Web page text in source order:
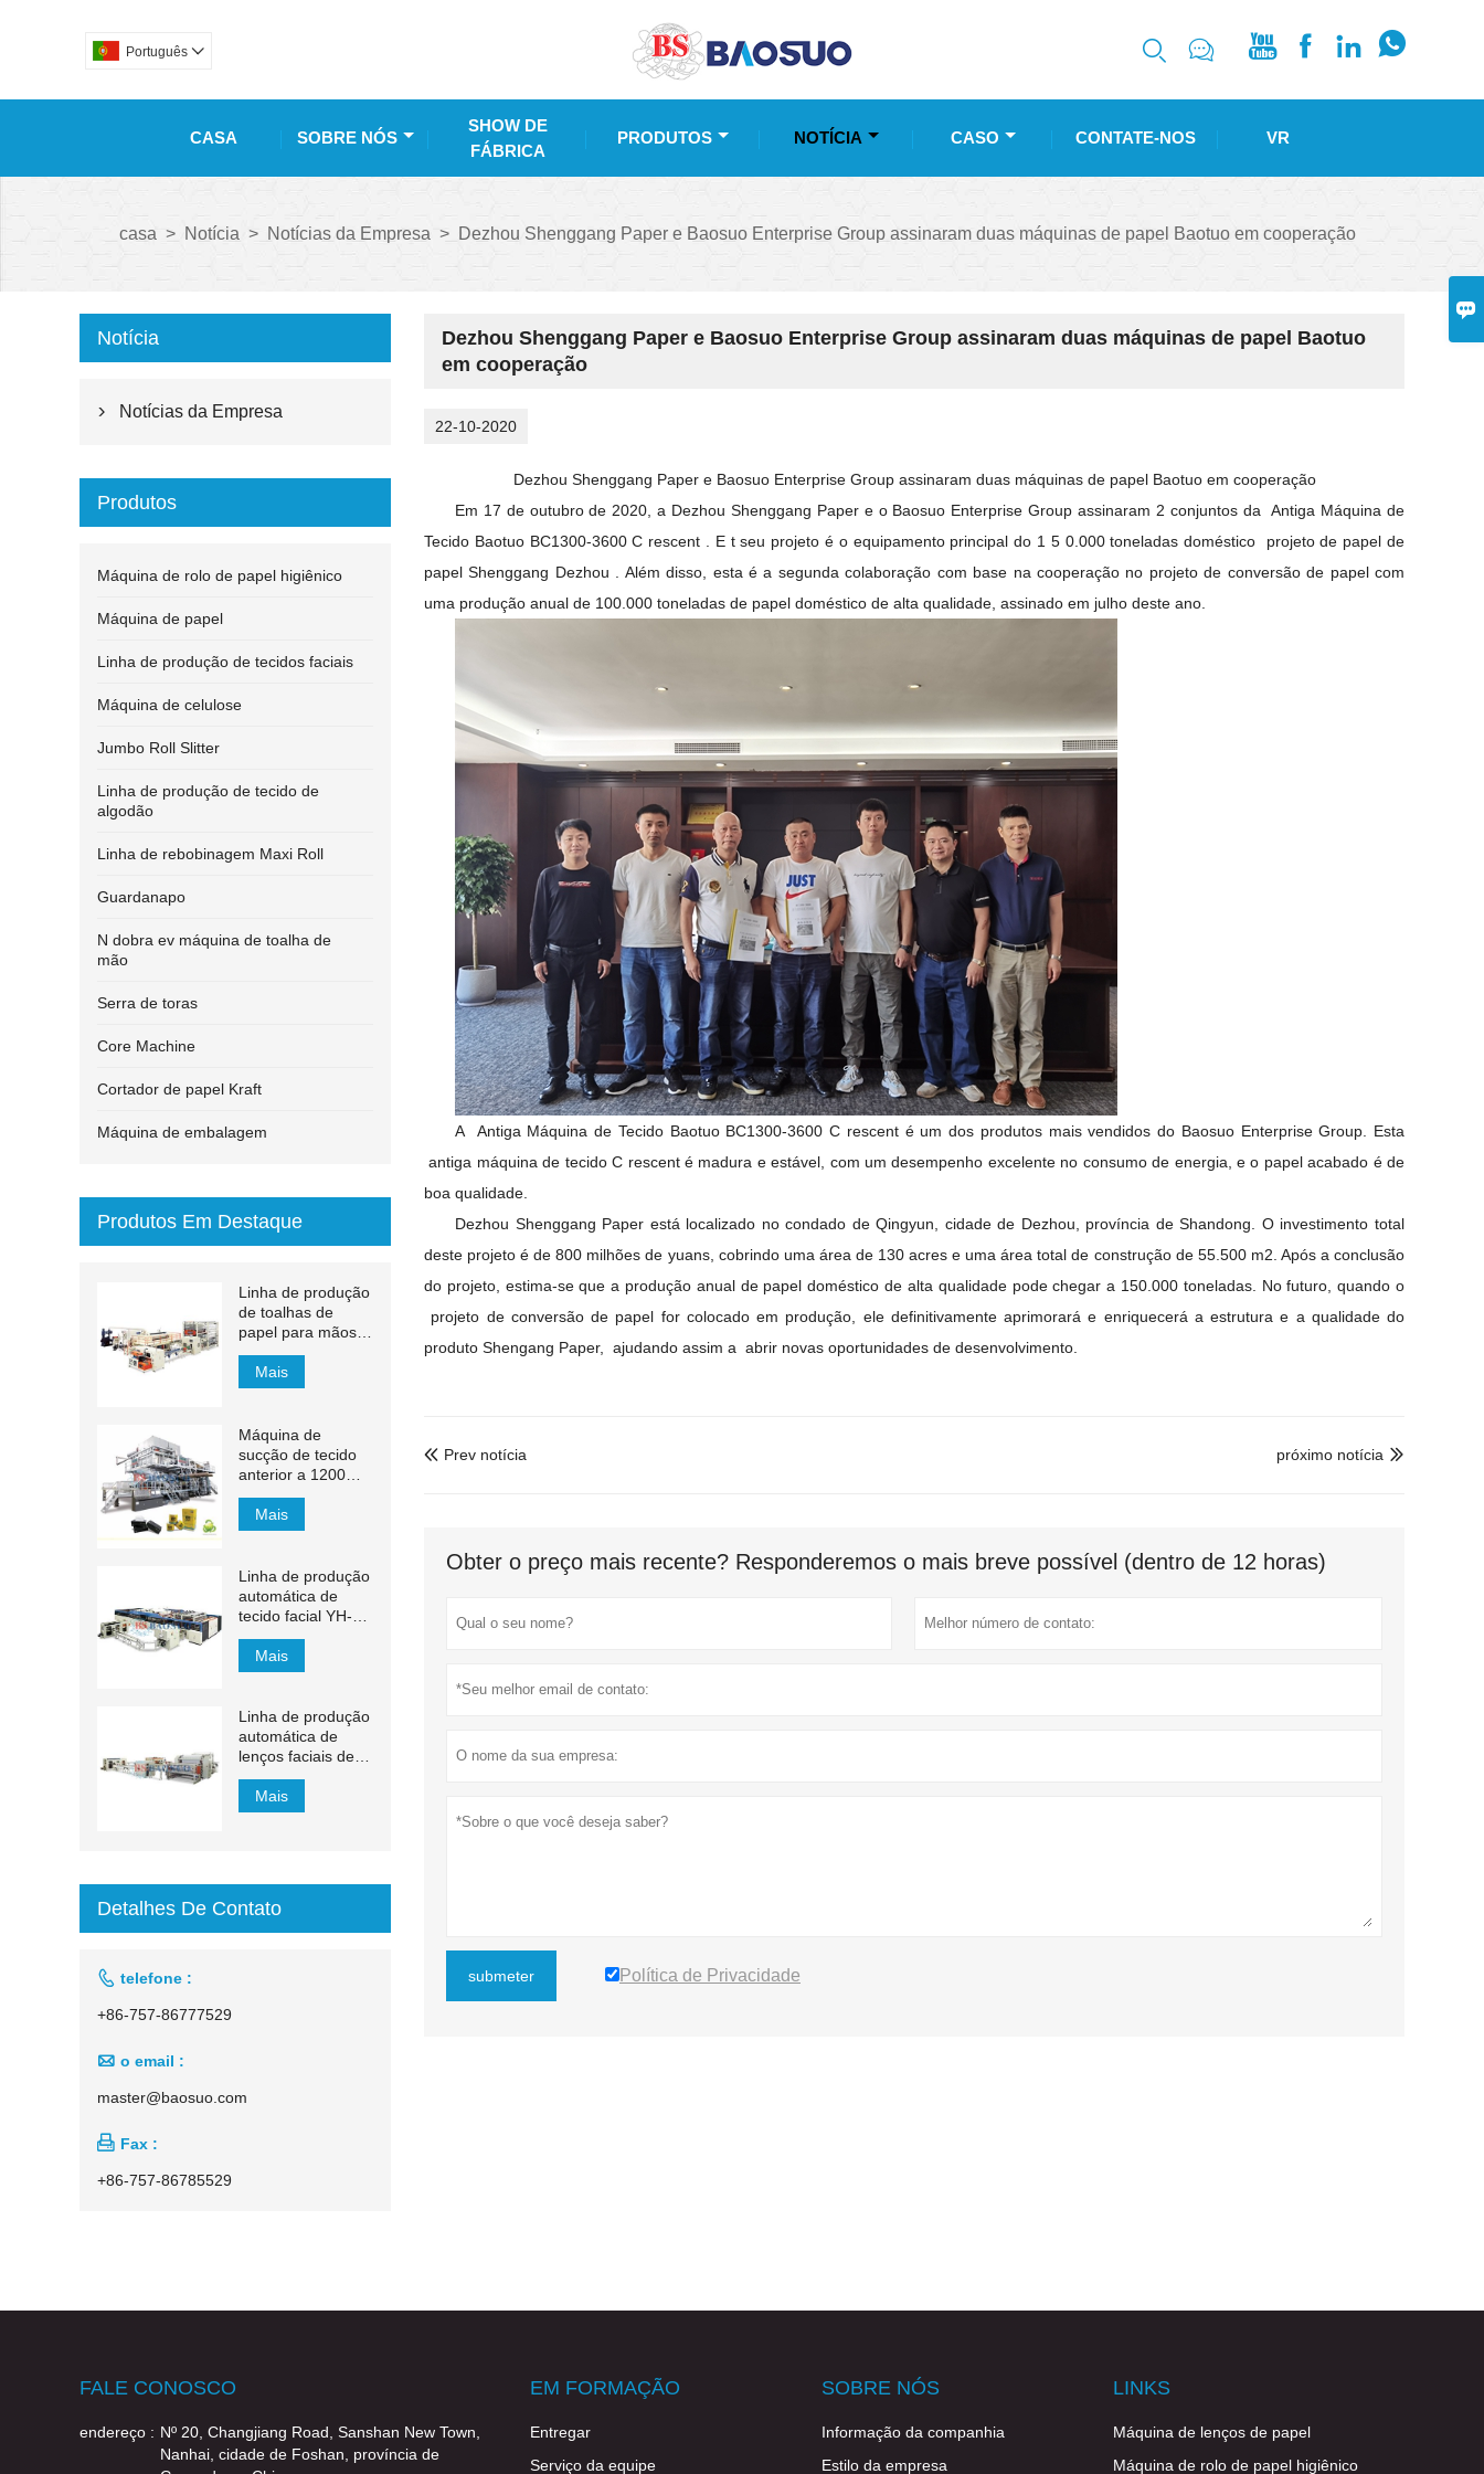

Português       
CASA SOBRE NÓS
SHOW DE
FÁBRICA
PRODUTOS NOTÍCIA CASO CONTATE-NOS VR
casa > Notícia > Notícias da Empresa > Dezhou Shenggang Paper e Baosuo Enterprise Group assinaram duas máquinas de papel Baotuo em cooperação
Dezhou Shenggang Paper e Baosuo Enterprise Group assinaram duas máquinas de papel Baotuo
em cooperação
22-10-2020
Dezhou Shenggang Paper e Baosuo Enterprise Group assinaram duas máquinas de papel Baotuo em cooperação
Em 17 de outubro de 2020, a Dezhou Shenggang Paper e o Baosuo Enterprise Group assinaram 2 conjuntos da
Antiga Máquina de
Tecido Baotuo BC1300-3600C rescent E tseu projeto é o equipamento principal do 1 5 0.000 toneladasdoméstico
projeto de papel de
papel Shenggang Dezhou
Além disso, esta é a segunda colaboração com base na cooperação no projeto de conversão de papel com
uma produção anual de 100.000 toneladas de papel doméstico de alta qualidade, assinado em julho deste ano.
A Antiga Máquina de Tecido Baotuo BC1300-3600 C rescent é um dos produtos mais vendidos do Baosuo Enterprise Group. Esta
antiga máquina de tecidoC rescent é madura e estável, com um desempenho excelente no consumo de energia, e o papel acabado é de
boa qualidade.
Dezhou Shenggang Paper está localizado no condado de Qingyun, cidade de Dezhou, província de Shandong. O investimento total
deste projeto é de 800 milhões de yuans, cobrindo uma área de 130 acres e uma área total de construção de 55.500 m2. Após a conclusão
do projeto, estima-se que a produção anual de papel doméstico de alta qualidade pode chegar a 150.000 toneladas. No futuro,quando o
projeto de conversão de papel for colocado em produção, ele definitivamente aprimorará e enriquecerá a estrutura e a qualidade do
produto Shengang Paper,
ajudando assim a abrir novas oportunidades de desenvolvimento.
 Prev notícia 
próximo notícia
Obter o preço mais recente? Responderemos o mais breve possível (dentro de 12 horas)
submeter Política de Privacidade
Notícia
 Notícias da Empresa
Produtos
Máquina de rolo de papel higiênico
Máquina de papel
Linha de produção de tecidos faciais
Máquina de celulose
Jumbo Roll Slitter
Linha de produção de tecido de
algodão
Linha de rebobinagem Maxi Roll
Guardanapo
N dobra ev máquina de toalha de
mão
Serra de toras
Core Machine
Cortador de papel Kraft
Máquina de embalagem
Produtos Em Destaque
Linha de produção
de toalhas de
papel para mãos
com transferência
automática MJN-
PL
Mais
Máquina de
sucção de tecido
anterior a 1200m /
min
Mais
Linha de produção
automática de
tecido facial YH-
FG
Mais
Linha de produção
automática de
lenços faciais de
transferência
automática de
1500 mm a 2200
Mais
Detalhes De Contato
 telefone :
+86-757-86777529
 o email :
master@baosuo.com
 Fax :
+86-757-86785529
FALE CONOSCO
endereço : Nº 20, Changjiang Road, Sanshan New Town,
Nanhai, cidade de Foshan, província de
EM FORMAÇÃO
Entregar
Serviço da equipe
SOBRE NÓS
Informação da companhia
Estilo da empresa
LINKS
Máquina de lenços de papel
Máquina de rolo de papel higiênico